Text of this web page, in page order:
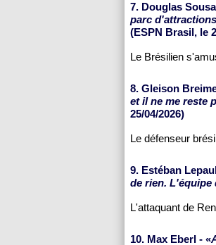
7. Douglas
parc
(ESPN Brasil, le
Le Brésilien
8. Gleison
et il ne me reste
25/04/2026)
Le défenseur
9. Estéban
de rien. L'équipe
L'attaquant de
10. Max Eberl - «